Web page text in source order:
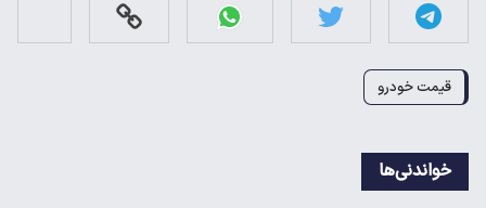
قیمت خودرو
خواندنی‌ها